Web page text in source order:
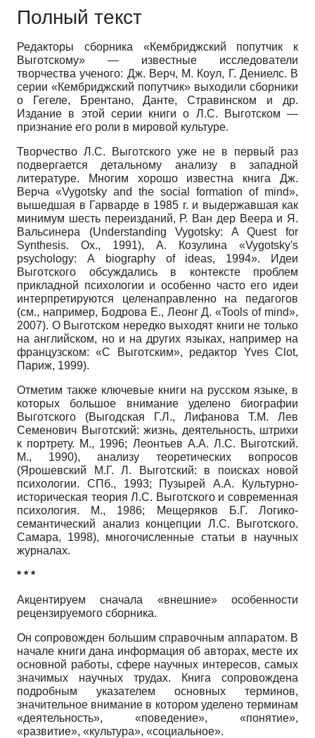
Полный текст
Редакторы сборника «Кембриджский попутчик к
Выготскому» — известные исследователи
творчества ученого: Дж. Верч, М. Коул, Г. Дениелс. В
серии «Кембриджский попутчик» выходили сборники
о Гегеле, Брентано, Данте, Стравинском и др.
Издание в этой серии книги о Л.С. Выготском —
признание его роли в мировой культуре.
Творчество Л.С. Выготского уже не в первый раз
подвергается детальному анализу в западной
литературе. Многим хорошо известна книга Дж.
Верча «Vygotsky and the social formation of mind»,
вышедшая в Гарварде в 1985 г. и выдержавшая как
минимум шесть переизданий, Р. Ван дер Веера и Я.
Вальсинера (Understanding Vygotsky: A Quest for
Synthesis. Ox., 1991), А. Козулина «Vygotsky's
psychology: А biography of ideas, 1994». Идеи
Выготского обсуждались в контексте проблем
прикладной психологии и особенно часто его идеи
интерпретируются целенаправленно на педагогов
(см., например, Бодрова Е., Леонг Д. «Tools of mind»,
2007). О Выготском нередко выходят книги не только
на английском, но и на других языках, например на
французском: «С Выготским», редактор Yves Clot,
Париж, 1999).
Отметим также ключевые книги на русском языке, в
которых большое внимание уделено биографии
Выготского (Выгодская Г.Л., Лифанова Т.М. Лев
Семенович Выготский: жизнь, деятельность, штрихи
к портрету. М., 1996; Леонтьев А.А. Л.С. Выготский.
М., 1990), анализу теоретических вопросов
(Ярошевский М.Г. Л. Выготский: в поисках новой
психологии. СПб., 1993; Пузырей А.А. Культурно-
историческая теория Л.С. Выготского и современная
психология. М., 1986; Мещеряков Б.Г. Логико-
семантический анализ концепции Л.С. Выготского.
Самара, 1998), многочисленные статьи в научных
журналах.
* * *
Акцентируем сначала «внешние» особенности
рецензируемого сборника.
Он сопровожден большим справочным аппаратом. В
начале книги дана информация об авторах, месте их
основной работы, сфере научных интересов, самых
значимых научных трудах. Книга сопровождена
подробным указателем основных терминов,
значительное внимание в котором уделено терминам
«деятельность», «поведение», «понятие»,
«развитие», «культура», «социальное».